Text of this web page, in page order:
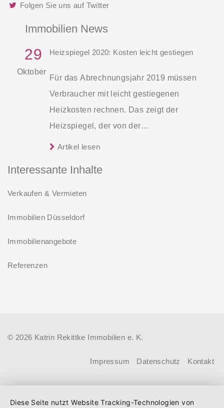
Folgen Sie uns auf Twitter
Immobilien News
29
Oktober
Heizspiegel 2020: Kosten leicht gestiegen
Für das Abrechnungsjahr 2019 müssen
Verbraucher mit leicht gestiegenen
Heizkosten rechnen. Das zeigt der
Heizspiegel, der von der
gemeinnützigen Beratungsgesellschaft
Artikel lesen
Interessante Inhalte
Verkaufen & Vermieten
Immobilien Düsseldorf
Immobilienangebote
Referenzen
© 2026 Katrin Rekittke Immobilien e. K.
Impressum Datenschutz Kontakt
Diese Seite nutzt Website Tracking-Technologien von